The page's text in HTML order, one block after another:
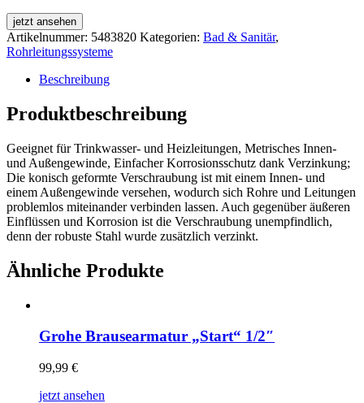
jetzt ansehen
Artikelnummer: 5483820 Kategorien: Bad & Sanitär,
Rohrleitungssysteme
Beschreibung
Produktbeschreibung
Geeignet für Trinkwasser- und Heizleitungen, Metrisches Innen-
und Außengewinde, Einfacher Korrosionsschutz dank Verzinkung;
Die konisch geformte Verschraubung ist mit einem Innen- und
einem Außengewinde versehen, wodurch sich Rohre und Leitungen
problemlos miteinander verbinden lassen. Auch gegenüber äußeren
Einflüssen und Korrosion ist die Verschraubung unempfindlich,
denn der robuste Stahl wurde zusätzlich verzinkt.
Ähnliche Produkte
Grohe Brausearmatur „Start“ 1/2″
99,99 €
jetzt ansehen